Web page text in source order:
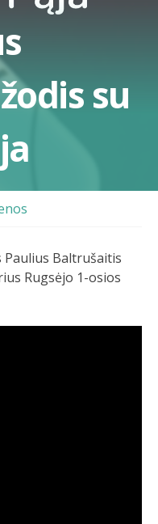
su
Baltrušaitis
Rugsėjo 1-osios